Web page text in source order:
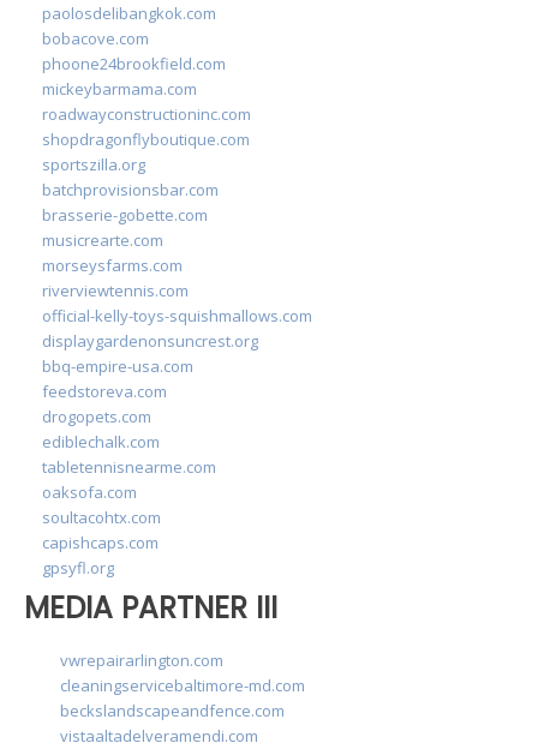
paolosdelibangkok.com
bobacove.com
phoone24brookfield.com
mickeybarmama.com
roadwayconstructioninc.com
shopdragonflyboutique.com
sportszilla.org
batchprovisionsbar.com
brasserie-gobette.com
musicrearte.com
morseysfarms.com
riverviewtennis.com
official-kelly-toys-squishmallows.com
displaygardenonsuncrest.org
bbq-empire-usa.com
feedstoreva.com
drogopets.com
ediblechalk.com
tabletennisnearme.com
oaksofa.com
soultacohtx.com
capishcaps.com
gpsyfl.org
MEDIA PARTNER III
vwrepairarlington.com
cleaningservicebaltimore-md.com
beckslandscapeandfence.com
vistaaltadelveramendi.com